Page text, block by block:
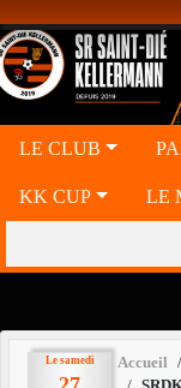
LE CLUB
KK CUP LE
Le samedi
Accueil